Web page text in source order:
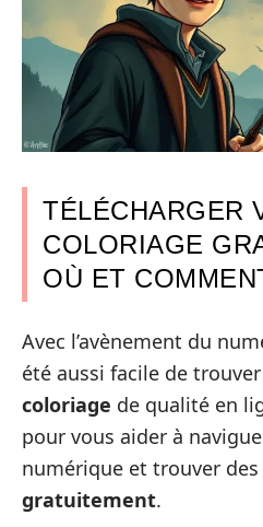
TÉLÉCHARGER
COLORIAGE
OÙ ET
Avec l’avènement du
été aussi facile de
coloriage de qualité en
pour vous aider à
numérique et trouver des
gratuitement.